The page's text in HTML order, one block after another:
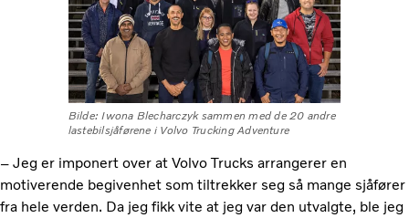
Bilde: Iwona Blecharczyk sammen med de 20 andre
lastebilsjåførene i Volvo Trucking Adventure
– Jeg er imponert over at Volvo Trucks arrangerer en
motiverende begivenhet som tiltrekker seg så mange sjåfører
fra hele verden. Da jeg fikk vite at jeg var den utvalgte, ble jeg